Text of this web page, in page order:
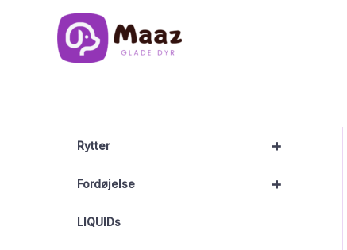
+
Rytter
+
Fordøjelse
LIQUIDs